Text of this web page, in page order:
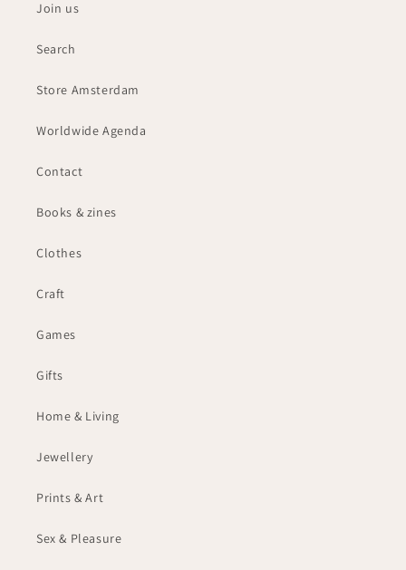
Join us
Search
Store Amsterdam
Worldwide Agenda
Contact
Books & zines
Clothes
Craft
Games
Gifts
Home & Living
Jewellery
Prints & Art
Sex & Pleasure